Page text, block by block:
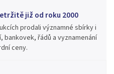
již od roku 2000
prodali významné sbírky i
bankovek, řádů a vyznamenání
ceny.